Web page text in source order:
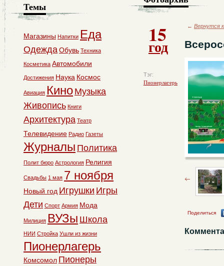
15
год
Тэг:
Пионерлагерь
← Вернутся
Поделиться
Темы
Магазины Напитки Еда
ОдеждаОбувь Техника
Косметика Автомобили
Достижения Наука Космос
Авиация Кино Музыка
Живопись Книги
Архитектура Театр
Телевидение Радио Газеты
Журналы Политика
Полит бюро Астрология Религия
Свадьбы 1 мая 7 ноября
Новый год Игрушки Игры
Дети Спорт Армия Мода
Милиция ВУЗы Школа
НИИ Стройка Ушли из жизни
Пионерлагерь
Комсомол Пионеры